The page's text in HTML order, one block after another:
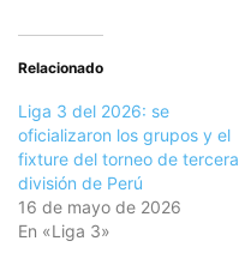
Relacionado
Liga 3 del 2026: se
oficializaron los grupos y el
fixture del torneo de tercera
división de Perú
16 de mayo de 2026
En «Liga 3»